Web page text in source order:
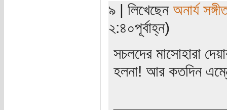
৯ | লিখেছেন অনার্য
২:৪০পূর্বাহ্ন)
সচলদের মাসোহারা
হলনা! আর কতদিন